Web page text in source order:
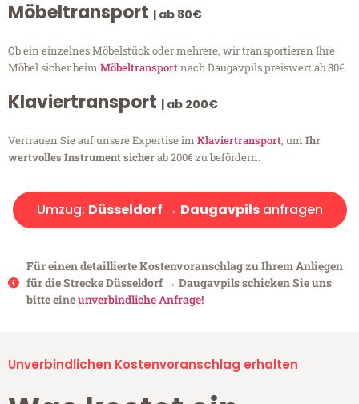
Möbeltransport | ab 80€
Ob ein einzelnes Möbelstück oder mehrere, wir transportieren Ihre
Möbel sicher beim Möbeltransportnach Daugavpils preiswert ab 80€.
Klaviertransport | ab 200€
Vertrauen Sie auf unsere Expertise im Klaviertransport, um Ihr
wertvolles Instrument sicherab 200€ zu befördern.
Umzug: Düsseldorf → Daugavpilsanfragen
Für einen detaillierte Kostenvoranschlag zu Ihrem Anliegen
für die Strecke Düsseldorf → Daugavpils schicken Sie uns
bitte eineunverbindliche Anfrage!
Unverbindlichen Kostenvoranschlag erhalten